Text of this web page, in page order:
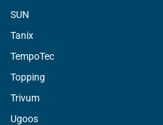
SUN
Tanix
TempoTec
Topping
Trivum
Ugoos